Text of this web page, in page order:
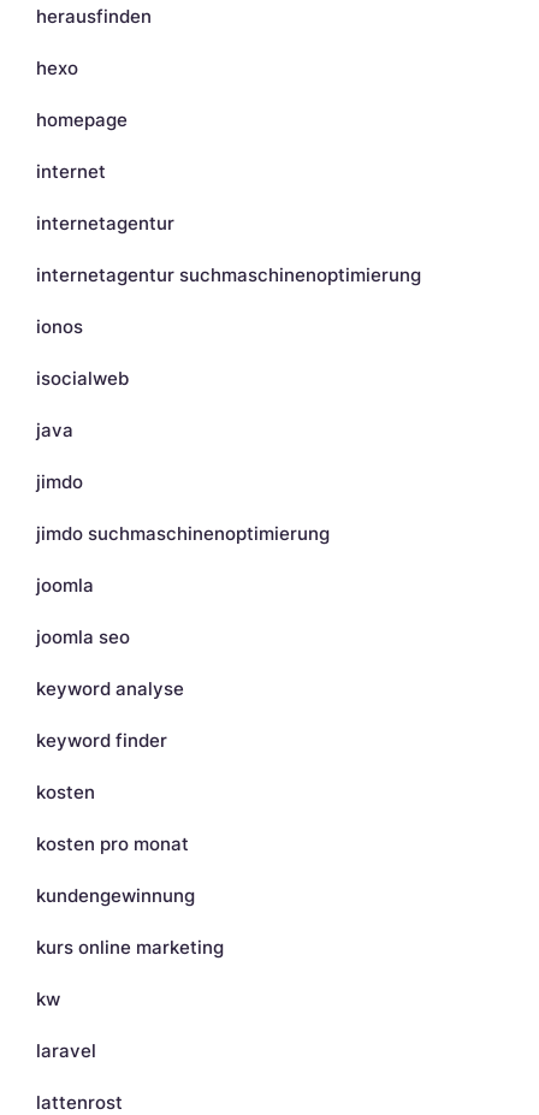
herausfinden
hexo
homepage
internet
internetagentur
internetagentur suchmaschinenoptimierung
ionos
isocialweb
java
jimdo
jimdo suchmaschinenoptimierung
joomla
joomla seo
keyword analyse
keyword finder
kosten
kosten pro monat
kundengewinnung
kurs online marketing
kw
laravel
lattenrost